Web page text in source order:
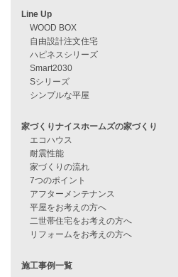
見学会情報
住宅ローン審査に落ちた方・
他社で無理だと言われた方へ
住宅ローンのよくある質問
月収25万円で家を建てる方法
Line Up
WOOD BOX
自由設計注文住宅
Smart2030